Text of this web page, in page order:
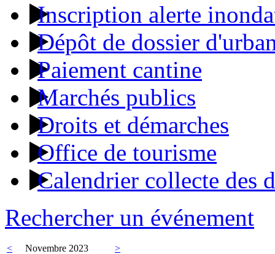
Inscription alerte
Dépôt de dossier
Paiement cantine
Marchés publics
Droits et démarches
Office de tourisme
Calendrier collecte des
Rechercher un événement
< Novembre 2023
>